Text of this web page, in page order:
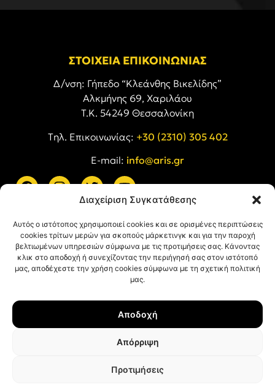
Διαχείριση Συγκατάθεσης
Αυτός ο ιστότοπος χρησιμοποιεί cookies και σε ορισμένες περιπτώσεις
cookies τρίτων μερών για σκοπούς μάρκετινγκ και για την παροχή
βελτιωμένων υπηρεσιών σύμφωνα με τις προτιμήσεις σας. Κάνοντας
κλικ στο αποδοχή ή συνεχίζοντας την περιήγησή σας στον ιστότοπό
μας, αποδέχεστε την χρήση cookies σύμφωνα με τη σχετική πολιτική
μας.
Αποδοχή
Απόρριψη
Προτιμήσεις
ΣΤΟΙΧΕΙΑ ΕΠΙΚΟΙΝΩΝΙΑΣ
Δ/νση: Γήπεδο “Κλεάνθης Βικελίδης”
Αλκμήνης 69, Χαριλάου
Τ.Κ. 54249 Θεσσαλονίκη
Tηλ. Επικοινωνίας: +30 (2310) 305 402
E-mail: info@aris.gr
Όροι Χρήσης
Πολιτική Cookies
© ΑΡΗΣ Α.Σ. All rights reserved.